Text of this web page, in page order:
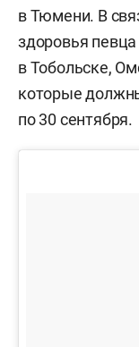
в Тюмени. В
здоровья
в Тобольске,
которые
по 30 сентября.